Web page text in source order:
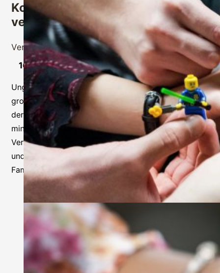
Konflikte lösen – Menschen
verbinden – Beziehungen stärken
Veranstaltungen
Workshop
16.04. – 11.07.2026
Ungelöste innere und äußere Konflikte können
großen Schaden anrichten – sei es in der Familie, auf
der Arbeit oder im Freundeskreis. In acht 90-
minütigen Online Workshops erhältst du ein
Verständnis für zwischenmenschliche Dynamiken
und praktische Werkzeuge, um deine Beziehungen in
Familie und Beruf nachhaltig zu stärken.